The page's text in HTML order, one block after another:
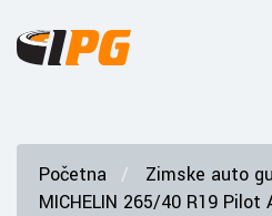
Početna Zimske auto
MICHELIN 265/40 R19 Pilot